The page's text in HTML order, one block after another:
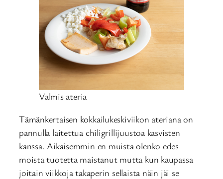
Valmis ateria
Tämänkertaisen kokkailukeskiviikon ateriana on
pannulla laitettua chiligrillijuustoa kasvisten
kanssa. Aikaisemmin en muista olenko edes
moista tuotetta maistanut mutta kun kaupassa
joitain viikkoja takaperin sellaista näin jäi se